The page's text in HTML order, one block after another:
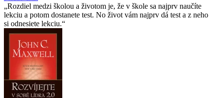
Rozdiel medzi školou a životom je, že v škole sa najprv naučíte
lekciu a potom dostanete test. No život vám najprv dá test a z neho
si odnesiete lekciu.